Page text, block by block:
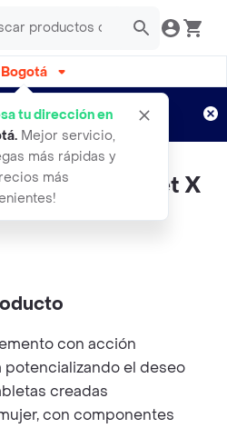
Bogotá
tu dirección en
. Mejor servicio,
más rápidas y
más
por semanas
Aplican TyC
X1 Sachet X
con acción
el deseo
creadas
con componentes